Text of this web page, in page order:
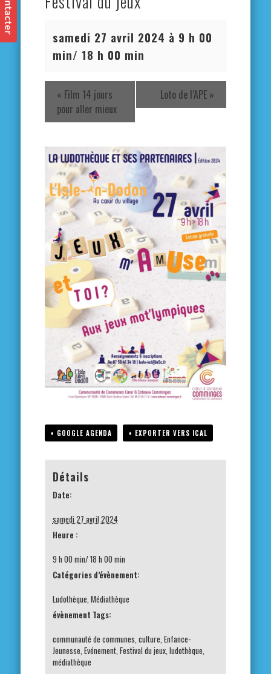
samedi 27 avril 2024 à 9 h 00
min/ 18 h 00 min
« Film 14 jours
pour aller mieux
Loto de l’APE »
+ GOOGLE AGENDA + EXPORTER VERS ICAL
Détails
Date:
samedi 27 avril 2024
Heure :
9 h 00 min/ 18 h 00 min
Catégories d’évènement:
Ludothèque, Médiathèque
évènement Tags:
communauté de communes, culture, Enfance-
Jeunesse, Evénement, Festival du jeux, ludothèque,
médiathèque